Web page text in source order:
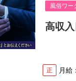
風俗ワー
高収
正 月給：